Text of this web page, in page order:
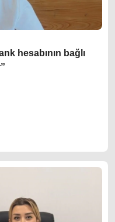
hesabının bağlı